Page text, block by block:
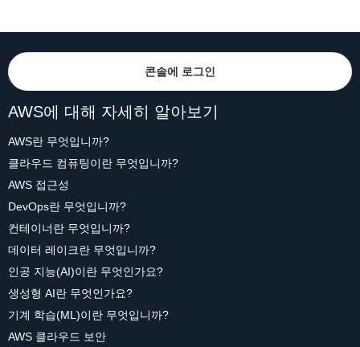
콘솔에 로그인
AWS에 대해 자세히 알아보기
AWS란 무엇입니까?
클라우드 컴퓨팅이란 무엇입니까?
AWS 접근성
DevOps란 무엇입니까?
컨테이너란 무엇입니까?
데이터 레이크란 무엇입니까?
인공 지능(AI)이란 무엇인가요?
생성형 AI란 무엇인가요?
기계 학습(ML)이란 무엇입니까?
AWS 클라우드 보안